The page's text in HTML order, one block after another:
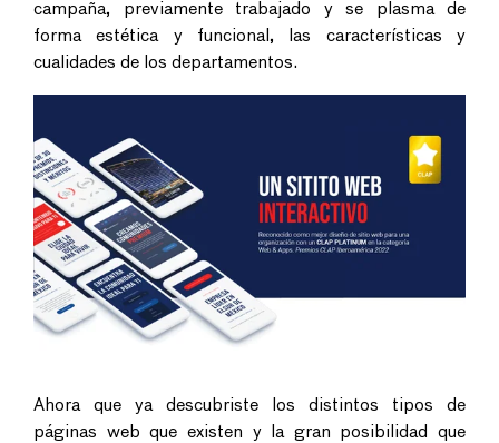
campaña, previamente trabajado y se plasma de
forma estética y funcional, las características y
cualidades de los departamentos.
Ahora que ya descubriste los distintos tipos de
páginas web que existen y la gran posibilidad que